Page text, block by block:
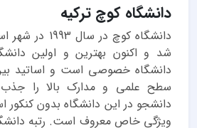
دانشگاه کوچ ترکیه
دانشگاه کوچ در
شد و اکنون بهترین و اولین
دانشگاه خصوصی است و اساتید
سطح علمی و مدارک بالا را
دانشجو در این دانشگاه بدون
ویژگی خاص معروف است. رتبه